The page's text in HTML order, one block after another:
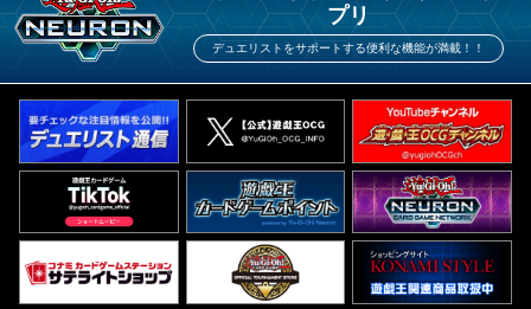
プリ
デュエリストをサポートする便利な機能が満載！！